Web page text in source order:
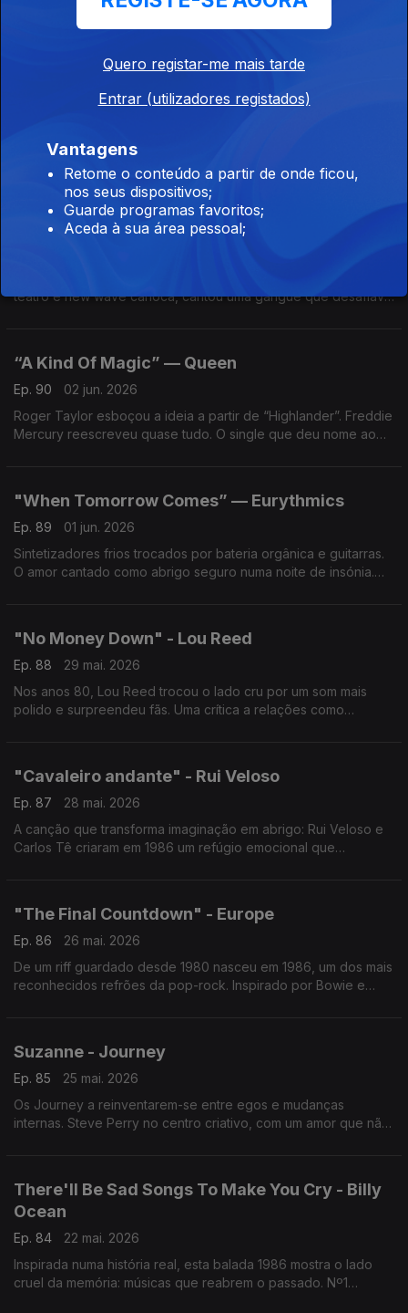
“On My Own” — Patti Labelle & Michael
Um dueto sobre separação gravado em lados opostos dos
EUA. Composta por Bacharach e Carole Bayer Sager, foi nº1
americano durante três semanas. A maior canção das carreiras
de ambos, feita à distância.
"Greg e Sua Gangue" — Evandro Mesquita
teatro e new wave carioca, cantou uma gangue que desafiava
“A Kind Of Magic” — Queen
Ep. 90
02 jun. 2026
Roger Taylor esboçou a ideia a partir de “Highlander”. Freddie
Mercury reescreveu quase tudo. O single que deu nome ao
"When Tomorrow Comes” — Eurythmics
Ep. 89
01 jun. 2026
Sintetizadores frios trocados por bateria orgânica e guitarras.
O amor cantado como abrigo seguro numa noite de insónia.
"No Money Down" - Lou Reed
Ep. 88
29 mai. 2026
Nos anos 80, Lou Reed trocou o lado cru por um som mais
polido e surpreendeu fãs. Uma crítica a relações como
"Cavaleiro andante" - Rui Veloso
Ep. 87
28 mai. 2026
A canção que transforma imaginação em abrigo: Rui Veloso e
Carlos Tê criaram em 1986 um refúgio emocional que
"The Final Countdown" - Europe
Ep. 86
26 mai. 2026
De um riff guardado desde 1980 nasceu em 1986, um dos mais
reconhecidos refrões da pop-rock. Inspirado por Bowie e
Suzanne - Journey
Ep. 85
25 mai. 2026
Os Journey a reinventarem-se entre egos e mudanças
internas. Steve Perry no centro criativo, com um amor que não
There'll Be Sad Songs To Make You Cry - Billy
Ocean
Ep. 84
22 mai. 2026
Inspirada numa história real, esta balada 1986 mostra o lado
cruel da memória: músicas que reabrem o passado. Nº1
Quero registar-me mais tarde
Entrar (utilizadores registados)
Vantagens
Retome o conteúdo a partir de onde ficou,
nos seus dispositivos;
Guarde programas favoritos;
Aceda à sua área pessoal;